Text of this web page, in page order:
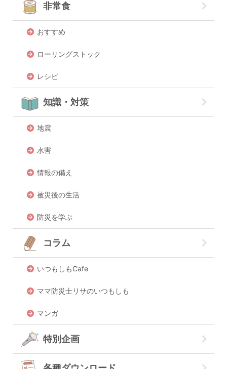
非常食
おすすめ
ローリングストック
レシピ
知識・対策
地震
水害
情報の備え
被災後の生活
防災を学ぶ
コラム
いつもしもCafe
ママ防災士リサのいつもしも
マンガ
特別企画